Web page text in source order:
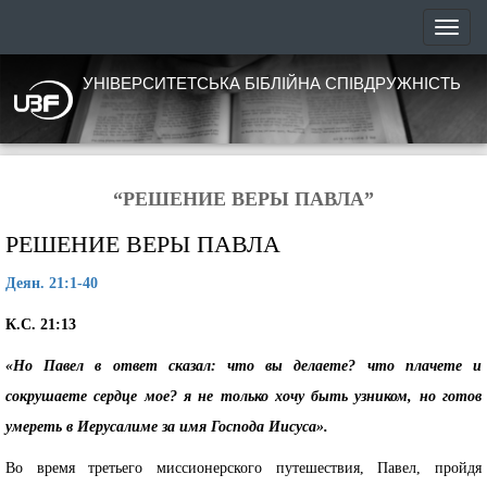
УНІВЕРСИТЕТСЬКА БІБЛІЙНА СПІВДРУЖНІСТЬ
“РЕШЕНИЕ ВЕРЫ ПАВЛА”
РЕШЕНИЕ ВЕРЫ ПАВЛА
Деян. 21:1-40
К.С. 21:13
«Но Павел в ответ сказал: что вы делаете? что плачете и
сокрушаете сердце мое? я не только хочу быть узником, но готов
умереть в Иерусалиме за имя Господа Иисуса».
Во время третьего миссионерского путешествия, Павел, пройдя